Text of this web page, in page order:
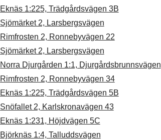
Eknäs 1:225, Trädgårdsvägen 3B
Sjömärket 2, Larsbergsvägen
Rimfrosten 2, Ronnebyvägen 22
Sjömärket 2, Larsbergsvägen
Norra Djurgården 1:1, Djurgårdsbrunnsvägen
Rimfrosten 2, Ronnebyvägen 34
Eknäs 1:225, Trädgårdsvägen 5B
Snöfallet 2, Karlskronavägen 43
Eknäs 1:231, Höjdvägen 5C
Björknäs 1:4, Talluddsvägen